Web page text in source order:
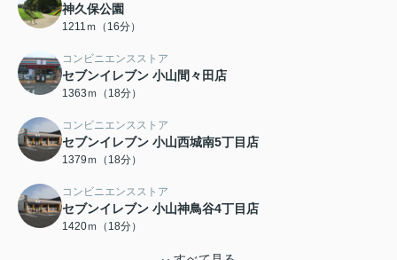
神久保公園
1211ｍ（16分）
コンビニエンスストア
セブンイレブン 小山間々田店
1363ｍ（18分）
コンビニエンスストア
セブンイレブン 小山西城南5丁目店
1379ｍ（18分）
コンビニエンスストア
セブンイレブン 小山神鳥谷4丁目店
1420ｍ（18分）